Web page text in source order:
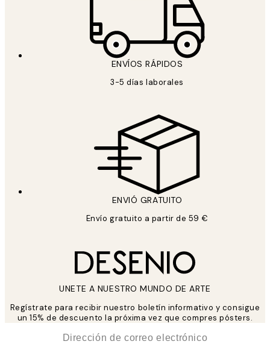
ENVÍOS RÁPIDOS
3-5 días laborales
ENVIÓ GRATUITO
Envío gratuito a partir de 59 €
UNETE A NUESTRO MUNDO DE ARTE
Regístrate para recibir nuestro boletín informativo y consigue
un 15% de descuento la próxima vez que compres pósters.